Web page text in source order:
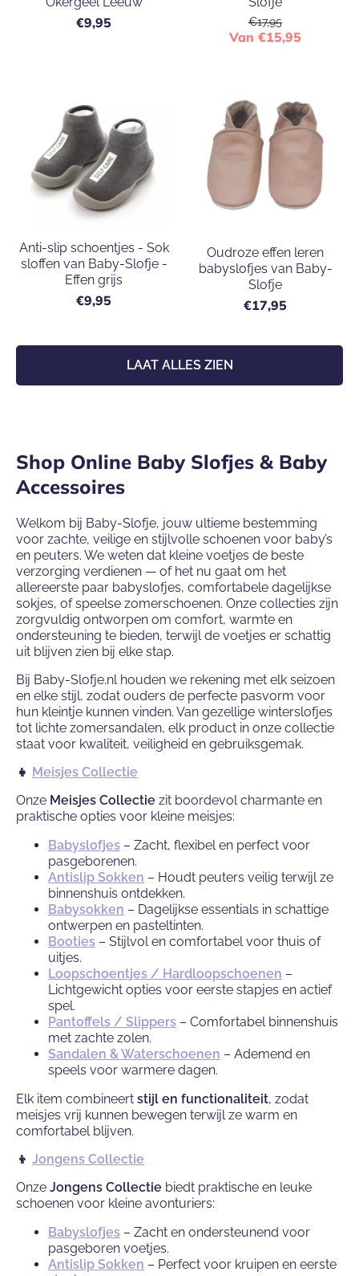
€9,95 €17,95
Van €15,95
Anti-slip schoentjes - Sok
sloffen van Baby-Slofje -
Effen grijs
€9,95
Oudroze effen leren
babyslofjes van Baby-
Slofje
€17,95
LAAT ALLES ZIEN
Shop Online Baby Slofjes & Baby
Accessoires
Welkom bij Baby-Slofje, jouw ultieme bestemming
voor zachte, veilige en stijlvolle schoenen voor baby’s
en peuters. We weten dat kleine voetjes de beste
verzorging verdienen — of het nu gaat om het
allereerste paar babyslofjes, comfortabele dagelijkse
sokjes, of speelse zomerschoenen. Onze collecties zijn
zorgvuldig ontworpen om comfort, warmte en
ondersteuning te bieden, terwijl de voetjes er schattig
uit blijven zien bij elke stap.
Bij Baby-Slofje.nl houden we rekening met elk seizoen
en elke stijl, zodat ouders de perfecte pasvorm voor
hun kleintje kunnen vinden. Van gezellige winterslofjes
tot lichte zomersandalen, elk product in onze collectie
staat voor kwaliteit, veiligheid en gebruiksgemak.
👧 Meisjes Collectie
Onze Meisjes Collectie zit boordevol charmante en
praktische opties voor kleine meisjes:
Babyslofjes – Zacht, flexibel en perfect voor
pasgeborenen.
Antislip Sokken – Houdt peuters veilig terwijl ze
binnenshuis ontdekken.
Babysokken – Dagelijkse essentials in schattige
ontwerpen en pasteltinten.
Booties – Stijlvol en comfortabel voor thuis of
uitjes.
Loopschoentjes / Hardloopschoenen –
Lichtgewicht opties voor eerste stapjes en actief
spel.
Pantoffels / Slippers – Comfortabel binnenshuis
met zachte zolen.
Sandalen & Waterschoenen – Ademend en
speels voor warmere dagen.
Elk item combineert stijl en functionaliteit, zodat
meisjes vrij kunnen bewegen terwijl ze warm en
comfortabel blijven.
👦 Jongens Collectie
Onze Jongens Collectie biedt praktische en leuke
schoenen voor kleine avonturiers:
Babyslofjes – Zacht en ondersteunend voor
pasgeboren voetjes.
Antislip Sokken – Perfect voor kruipen en eerste